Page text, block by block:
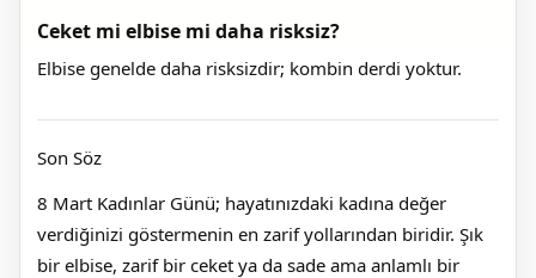
Ceket mi elbise mi daha risksiz?
Elbise genelde daha risksizdir; kombin derdi yoktur.
Son Söz
8 Mart Kadınlar Günü; hayatınızdaki kadına değer
verdiğinizi göstermenin en zarif yollarından biridir. Şık
bir elbise, zarif bir ceket ya da sade ama anlamlı bir